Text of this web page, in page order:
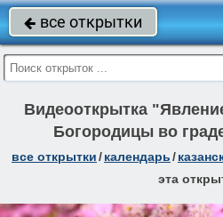
 все открытки
Видеооткрытка
Богородицы во
все открытки/календарь/
эта